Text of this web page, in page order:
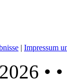
| Impressum
•